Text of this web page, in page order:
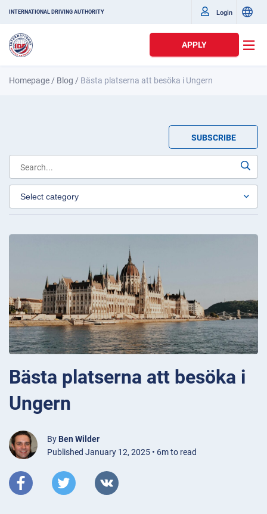
INTERNATIONAL DRIVING AUTHORITY Login
APPLY
Homepage / Blog / Bästa platserna att besöka i Ungern
SUBSCRIBE
Bästa platserna att besöka i
Ungern
By Ben Wilder
Published January 12, 2025 • 6m to read